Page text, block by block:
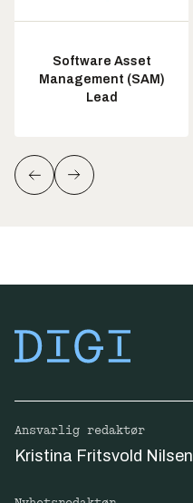
Software Asset
Management (SAM)
Lead
Ansvarlig redaktør
Kristina Fritsvold Nilsen